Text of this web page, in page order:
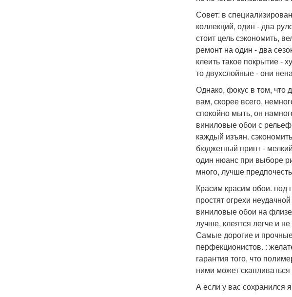
Совет: в
коллекций, один - два
стоит цель сэкономить,
ремонт на один - два
клеить такое покрытие -
то двухслойные - они
Однако, фокус в том, что
вам, скорее всего,
спокойно мыть, он
виниловые обои с
каждый изъян.
бюджетный принт -
один нюанс при выборе
много, лучше
Красим красим обои. под
простят огрехи
виниловые обои на
лучше, клеятся легче и
Самые дорогие и прочные
перфекционистов. :
гарантия того, что
ними может
А если у вас сохранился